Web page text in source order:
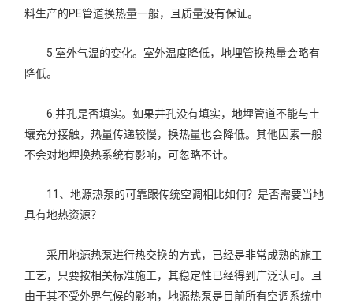
料生产的PE管道换热量一般，且质量没有保证。
5.室外气温的变化。室外温度降低，地埋管换热量会略有
降低。
6.井孔是否填实。如果井孔没有填实，地埋管道不能与土
壤充分接触，热量传递较慢，换热量也会降低。其他因素一般
不会对地埋换热系统有影响，可忽略不计。
11、地源热泵的可靠跟传统空调相比如何？是否需要当地
具有地热资源？
采用地源热泵进行热交换的方式，已经是非常成熟的施工
工艺，只要按相关标准施工，其稳定性已经得到广泛认可。且
由于其不受外界气候的影响，地源热泵是目前所有空调系统中